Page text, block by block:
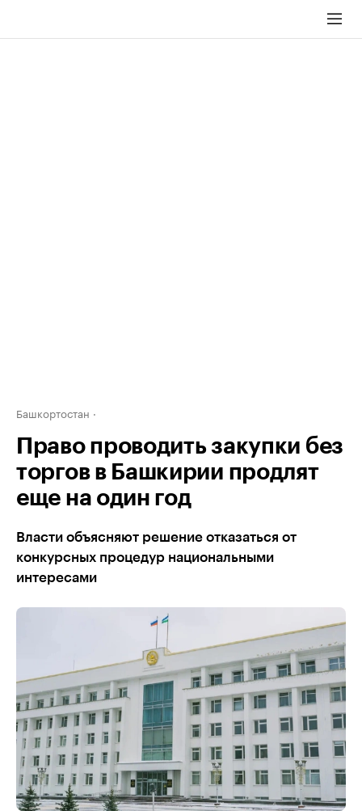
Башкортостан
Право проводить закупки без
торгов в Башкирии продлят
еще на один год
Власти объясняют решение отказаться от
конкурсных процедур национальными
интересами